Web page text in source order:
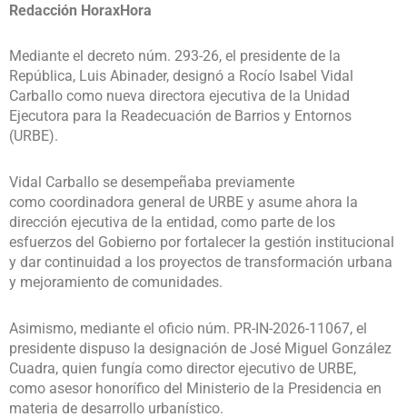
Redacción HoraxHora
Mediante el decreto núm. 293-26, el presidente de la
República, Luis Abinader, designó a Rocío Isabel Vidal
Carballo como nueva directora ejecutiva de la Unidad
Ejecutora para la Readecuación de Barrios y Entornos
(URBE).
Vidal Carballo se desempeñaba previamente
como coordinadora general de URBE y asume ahora la
dirección ejecutiva de la entidad, como parte de los
esfuerzos del Gobierno por fortalecer la gestión institucional
y dar continuidad a los proyectos de transformación urbana
y mejoramiento de comunidades.
Asimismo, mediante el oficio núm. PR-IN-2026-11067, el
presidente dispuso la designación de José Miguel González
Cuadra, quien fungía como director ejecutivo de URBE,
como asesor honorífico del Ministerio de la Presidencia en
materia de desarrollo urbanístico.